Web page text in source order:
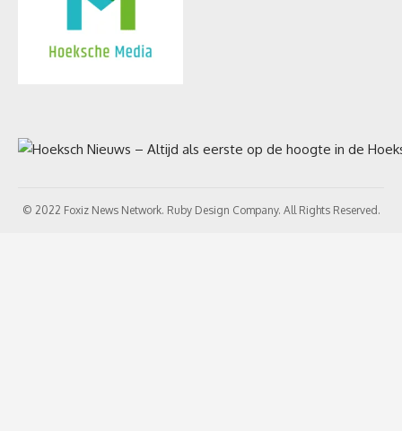
© 2022 Foxiz News Network. Ruby Design Company. All Rights Reserved.